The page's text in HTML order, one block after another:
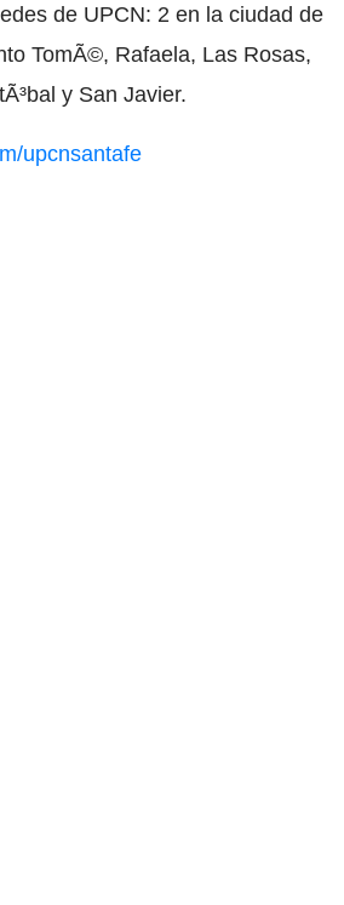
de UPCN: 2 en la ciudad de
TomÃ©, Rafaela, Las Rosas,
y San Javier.
upcnsantafe